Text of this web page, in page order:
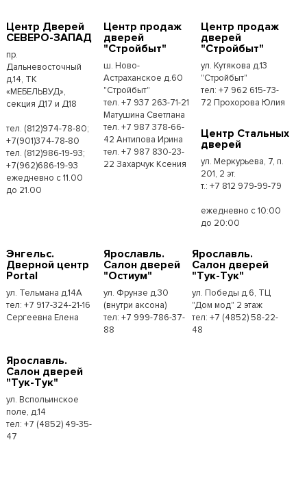
Центр Дверей
СЕВЕРО-ЗАПАД
пр.
Дальневосточный
д.14, ТК
«МЕБЕЛЬВУД»,
секция Д17 и Д18
тел. (812)974-78-80;
+7(901)374-78-80
тел. (812)986-19-93;
+7(962)686-19-93
ежедневно с 11.00
до 21.00
Центр продаж
дверей
"Стройбыт"
ш. Ново-
Астраханское д.60
"Стройбыт"
тел. +7 937 263-71-21
Матушина Светлана
тел. +7 987 378-66-
42 Антипова Ирина
тел. +7 987 830-23-
22 Захарчук Ксения
Центр продаж
дверей
"Стройбыт"
ул. Кутякова д.13
"Стройбыт"
тел: +7 962 615-73-
72 Прохорова Юлия
Центр Стальных
дверей
ул. Меркурьева, 7, п.
201, 2 эт.
т.: +7 812 979-99-79
ежедневно с 10:00
до 20:00
Энгельс.
Дверной центр
Portal
ул. Тельмана д.14А
тел: +7 917-324-21-16
Сергеевна Елена
Ярославль.
Салон дверей
"Остиум"
ул. Фрунзе д.30
(внутри аксона)
тел: +7 999-786-37-
88
Ярославль.
Салон дверей
"Тук-Тук"
ул. Победы д.6, ТЦ
"Дом мод" 2 этаж
тел: +7 (4852) 58-22-
48
Ярославль.
Салон дверей
"Тук-Тук"
ул. Вспольинское
поле, д.14
тел: +7 (4852) 49-35-
47